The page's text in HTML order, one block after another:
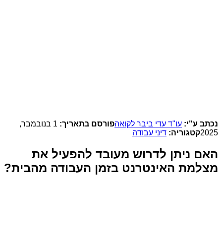
נכתב ע"י: עו"ד עדי ביבר לקואהפורסם בתאריך:
1 בנובמבר,
2025קטגוריה: דיני עבודה
האם ניתן לדרוש מעובד להפעיל את
מצלמת האינטרנט בזמן העבודה מהבית?